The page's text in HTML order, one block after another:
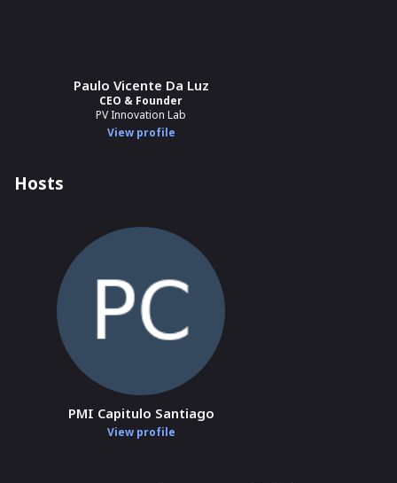
Paulo Vicente Da Luz
CEO & Founder
PV Innovation Lab
View profile
Hosts
PMI Capitulo Santiago
View profile